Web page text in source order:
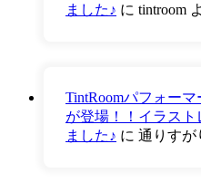
ました♪ に tintroom
TintRoomパフォー
が登場！！イラス
ました♪ に 通りすが